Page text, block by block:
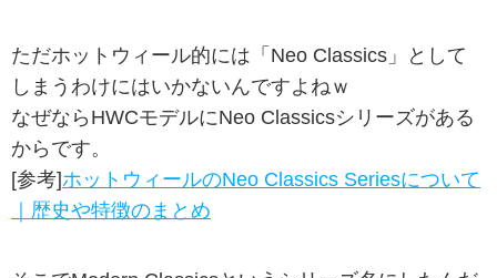
ただホットウィール的には「Neo Classics」として
しまうわけにはいかないんですよねｗ
なぜならHWCモデルにNeo Classicsシリーズがある
からです。
[参考]ホットウィールのNeo Classics Seriesについて
｜歴史や特徴のまとめ